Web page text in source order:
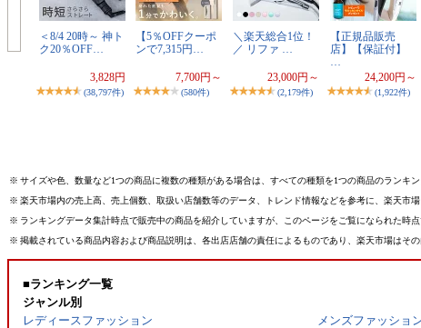
＜8/4 20時～ 神ト
ク20％OFF…
3,828円
(38,797件)
【5％OFFクーポ
ンで7,315円…
7,700円～
(580件)
＼楽天総合1位！
／ リファ …
23,000円～
(2,179件)
【正規品販売
店】【保証付】
24,200円～
(1,922件)
※ サイズや色、数量など1つの商品に複数の種類がある場合は、すべての種類を1つの商品のランキ
※ 楽天市場内の売上高、売上個数、取扱い店舗数等のデータ、トレンド情報などを参考に、楽天市
※ ランキングデータ集計時点で販売中の商品を紹介していますが、このページをご覧になられた時
※ 掲載されている商品内容および商品説明は、各出店店舗の責任によるものであり、楽天市場はそ
■ランキング一覧
ジャンル別
レディースファッション
メンズファッショ